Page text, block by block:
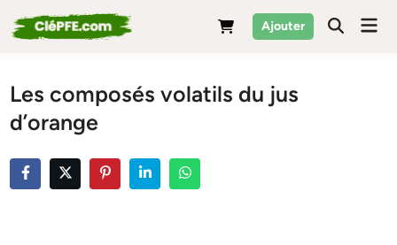
to
Ajouter
Les composés volatils du jus
d’orange